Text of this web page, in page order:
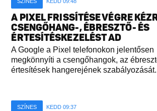
A PIXEL FRISSÍTÉSE VÉGRE
CSENGŐHANG-, ÉBRESZTŐ- ÉS
ÉRTESÍTÉSKEZELÉST AD
A Google a Pixel telefonokon jelentősen
megkönnyíti a csengőhangok, az
értesítések hangerejének
SZÍNES KEDD 09:37